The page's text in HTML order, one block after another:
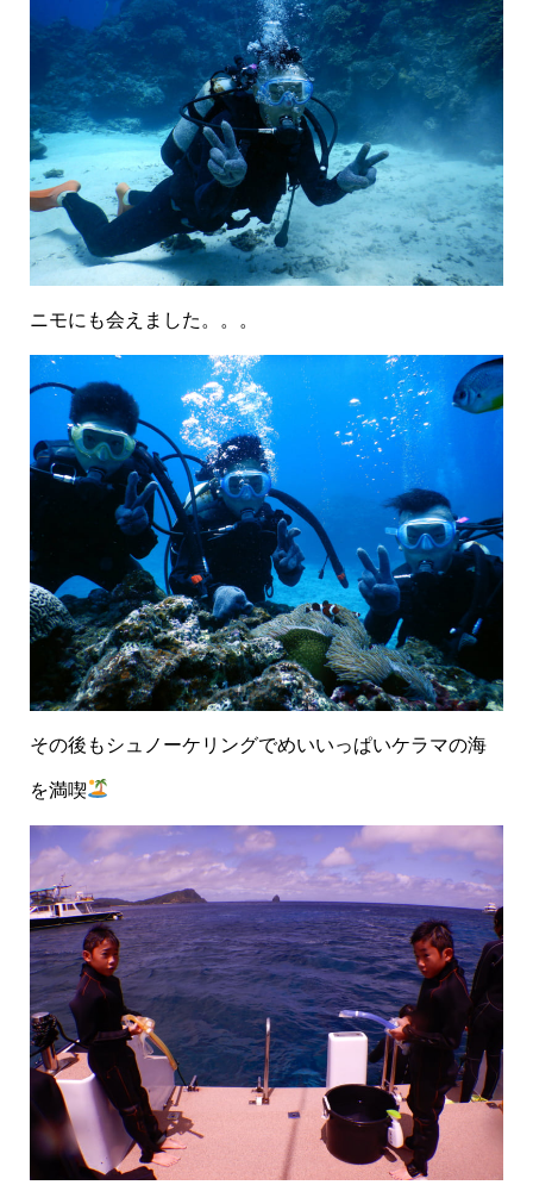
ニモにも会えました。。。
その後もシュノーケリングでめいいっぱいケラマの海
を満喫